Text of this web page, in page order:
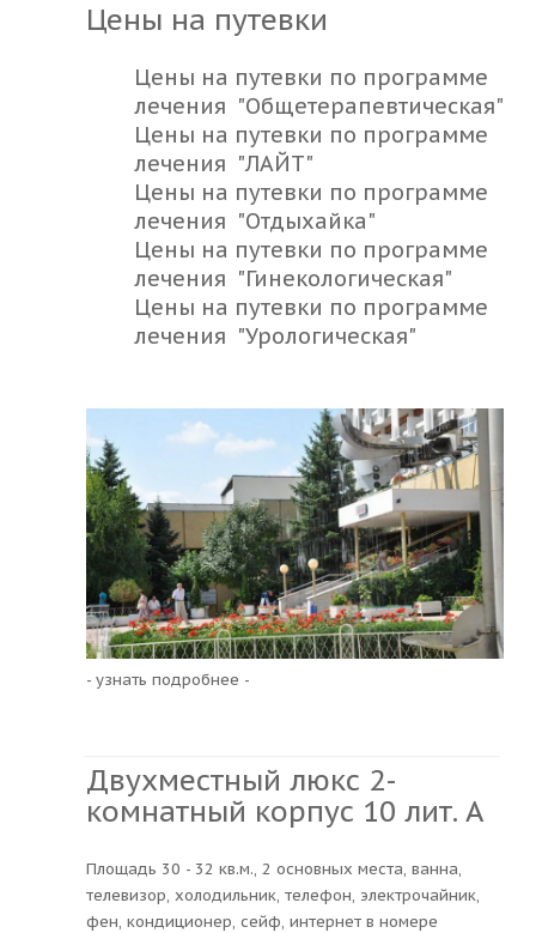
Цены на путевки
Цены на путевки по программе
лечения "Общетерапевтическая"
Цены на путевки по программе
лечения "ЛАЙТ"
Цены на путевки по программе
лечения "Отдыхайка"
Цены на путевки по программе
лечения "Гинекологическая"
Цены на путевки по программе
лечения "Урологическая"
- узнать подробнее -
Двухместный люкс 2-
комнатный корпус 10 лит. A
Площадь 30 - 32 кв.м., 2 основных места, ванна,
телевизор, холодильник, телефон, электрочайник,
фен, кондиционер, сейф, интернет в номере